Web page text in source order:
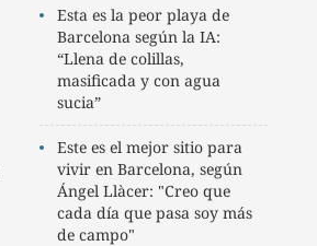
Esta es la peor playa de
Barcelona según la IA:
“Llena de colillas,
masificada y con agua
sucia”
Este es el mejor sitio para
vivir en Barcelona, según
Ángel Llàcer: "Creo que
cada día que pasa soy más
de campo"